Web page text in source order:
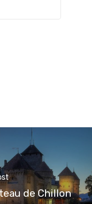
de Chillon